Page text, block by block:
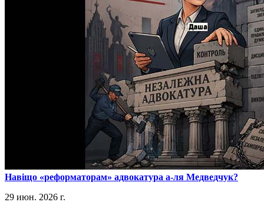
​Навіщо «реформаторам» адвокатура а-ля Медведчук?
29 июн. 2026 г.